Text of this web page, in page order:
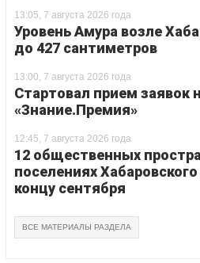
13:05, 7 августа 2026 года
Уровень Амура возле
до 427 сантиметров
13:00, 7 августа 2026 года
Стартовал прием заявок
«Знание.Премия»
12:45, 7 августа 2026 года
12 общественных
поселениях
концу сентября
ВСЕ МАТЕРИАЛЫ РАЗДЕЛА